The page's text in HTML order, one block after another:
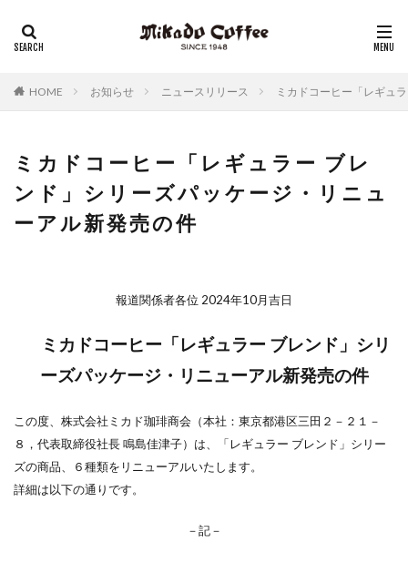
HOME お知らせ ニュースリリース ミカドコーヒー「レギュ
ミカドコーヒー「レギュラー ブレ
ンド」シリーズパッケージ・リニュ
ーアル新発売の件
報道関係者各位 2024年10月吉日
ミカドコーヒー「レギュラー ブレンド」シリ
ーズパッケージ・リニューアル新発売の件
この度、株式会社ミカド珈琲商会（本社：東京都港区三田２－２１－
８，代表取締役社長 鳴島佳津子）は、「レギュラー ブレンド」シリー
ズの商品、６種類をリニューアルいたします。
詳細は以下の通りです。
－記－
リキッドコーヒー アイスコーヒー
チーズケーキ